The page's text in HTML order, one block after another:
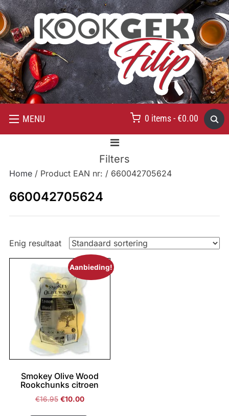
MENU 0 items - €0.00
Filters
Home/ Product EAN nr: / 660042705624
660042705624
Enig resultaat
Aanbieding!
Smokey Olive Wood
Rookchunks citroen
€16.95 Oorspronkelijke
€10.00Huidige